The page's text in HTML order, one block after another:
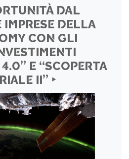
DAL
IMPRESE DELLA
CON GLI
E “SCOPERTA
II” ‣